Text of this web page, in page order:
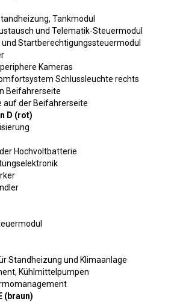
Tankmodul
und Telematik-Steuermodul
Startberechtigungssteuermodul
Kameras
Schlussleuchte rechts
Beifahrerseite
auf der Beifahrerseite
D (rot)
Hochvoltbatterie
Standheizung und Klimaanlage
Kühlmittelpumpen
(braun)